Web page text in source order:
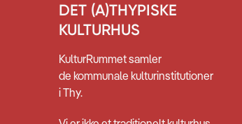
DET (A)THYPISKE
KULTURHUS
KulturRummet samler
de kommunale kulturinstitutioner
i Thy.